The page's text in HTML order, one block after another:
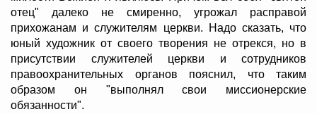
отец" далеко не смиренно, угрожал расправой
прихожанам и служителям церкви. Надо сказать, что
юный художник от своего творения не отрекся, но в
присутствии служителей церкви и сотрудников
правоохранительных органов пояснил, что таким
образом он "выполнял свои миссионерские
обязанности".